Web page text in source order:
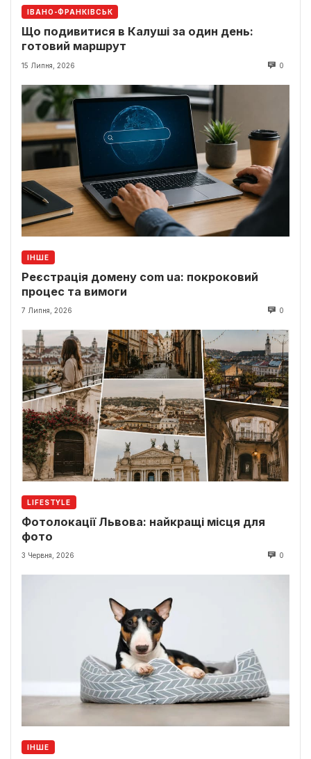
ІВАНО-ФРАНКІВСЬК
Що подивитися в Калуші за один день:
готовий маршрут
15 Липня, 2026 0
ІНШЕ
Реєстрація домену com ua: покроковий
процес та вимоги
7 Липня, 2026 0
LIFESTYLE
Фотолокації Львова: найкращі місця для
фото
3 Червня, 2026 0
ІНШЕ